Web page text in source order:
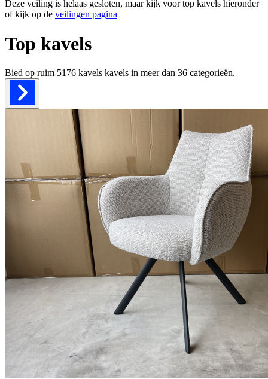
Deze veiling is helaas gesloten, maar kijk voor top kavels hieronder
of kijk op de veilingen pagina
Top kavels
Bied op ruim 5176 kavels kavels in meer dan 36 categorieën.